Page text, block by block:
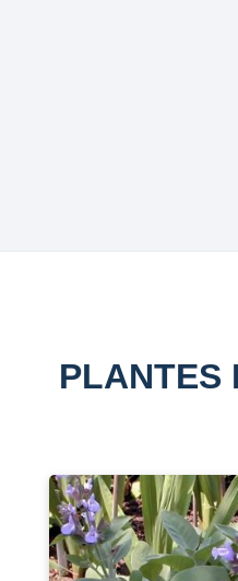
PLANTES